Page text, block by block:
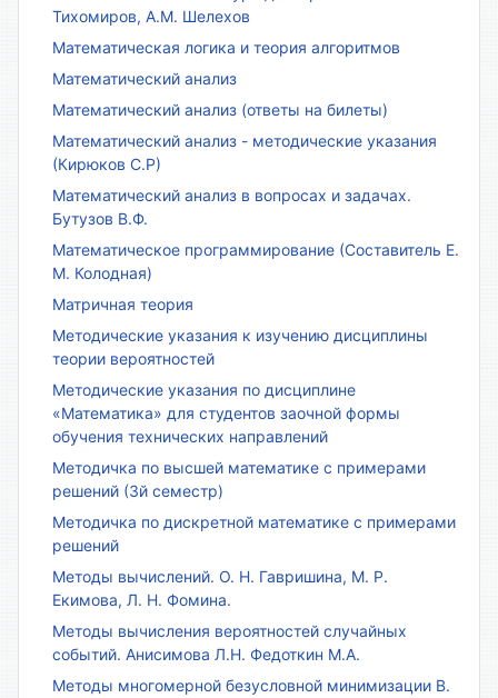
Тихомиров, А.М. Шелехов
Математическая логика и теория алгоритмов
Математический анализ
Математический анализ (ответы на билеты)
Математический анализ - методические указания
(Кирюков С.Р)
Математический анализ в вопросах и задачах.
Бутузов В.Ф.
Математическое программирование (Составитель Е.
М. Колодная)
Матричная теория
Методические указания к изучению дисциплины
теории вероятностей
Методические указания по дисциплине
«Математика» для студентов заочной формы
обучения технических направлений
Методичка по высшей математике с примерами
решений (3й семестр)
Методичка по дискретной математике с примерами
решений
Методы вычислений. О. Н. Гавришина, М. Р.
Екимова, Л. Н. Фомина.
Методы вычисления вероятностей случайных
событий. Анисимова Л.Н. Федоткин М.А.
Методы многомерной безусловной минимизации В.